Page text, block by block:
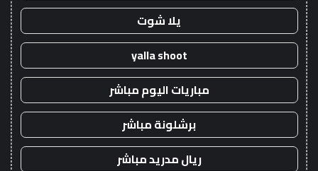
يلا شوت
yalla shoot
مباريات اليوم مباشر
برشلونة مباشر
ريال مدريد مباشر